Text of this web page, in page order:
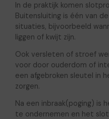
In de praktijk komen
Buitensluiting is één van
situaties, bijvoorbeeld
liggen of kwijt zijn.
Ook versleten of stroef
voor door ouderdom of
een afgebroken sleutel in
zorgen.
Na een inbraak(poging) is
te ondernemen en het